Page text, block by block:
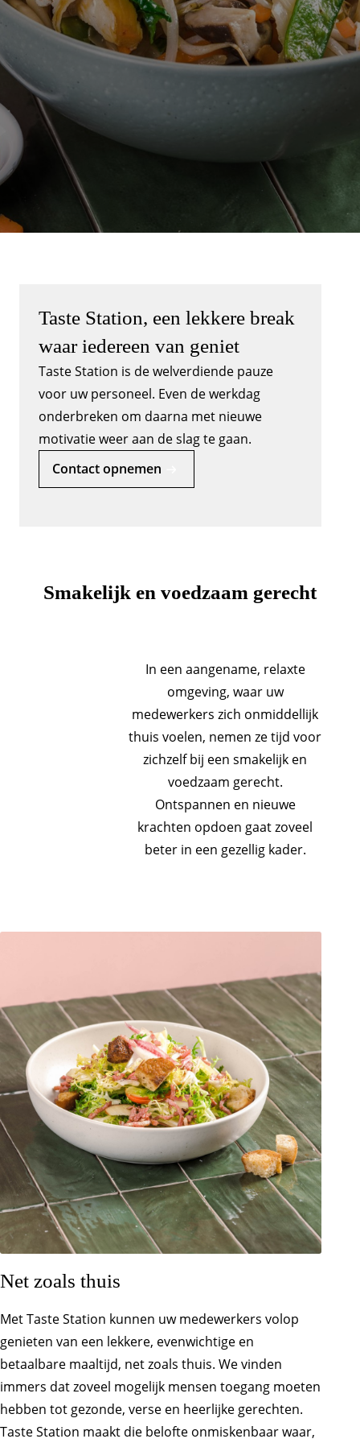
Contact opnemen
Pers FR-BE / NL-BE
Taste Station, een lekkere break
waar iedereen van geniet
Taste Station is de welverdiende pauze
voor uw personeel. Even de werkdag
onderbreken om daarna met nieuwe
motivatie weer aan de slag te gaan.
Contact opnemen
Smakelijk en voedzaam gerecht
In een aangename, relaxte
omgeving, waar uw
medewerkers zich onmiddellijk
thuis voelen, nemen ze tijd voor
zichzelf bij een smakelijk en
voedzaam gerecht.
Ontspannen en nieuwe
krachten opdoen gaat zoveel
beter in een gezellig kader.
Net zoals thuis
Met Taste Station kunnen uw medewerkers volop
genieten van een lekkere, evenwichtige en
betaalbare maaltijd, net zoals thuis. We vinden
immers dat zoveel mogelijk mensen toegang moeten
hebben tot gezonde, verse en heerlijke gerechten.
Taste Station maakt die belofte onmiskenbaar waar,